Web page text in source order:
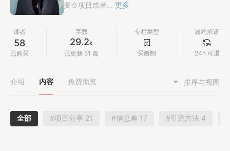
掘金项目或者... 更多
读者
58
已购买
字数
29.2k
已更新 51 篇
专栏类型
买断制
履约承诺
24h 可退
介绍 内容 免费预览 排序与视图
全部 #项目分享 21 #信息差 17 #引流方法 4